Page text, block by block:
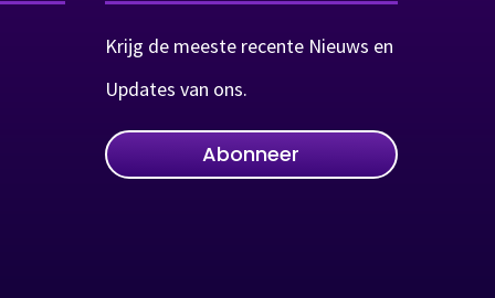
Krijg de meeste recente Nieuws en
Updates van ons.
Abonneer